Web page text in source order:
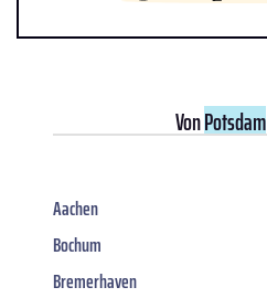
VonPotsdam
Aachen
Bochum
Bremerhaven